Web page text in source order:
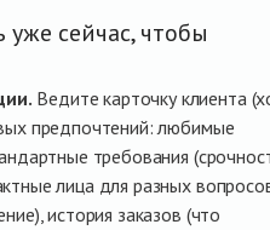
сейчас, чтобы
Ведите карточку клиента
предпочтений: любимые
требования
лица для разных
история заказов (что